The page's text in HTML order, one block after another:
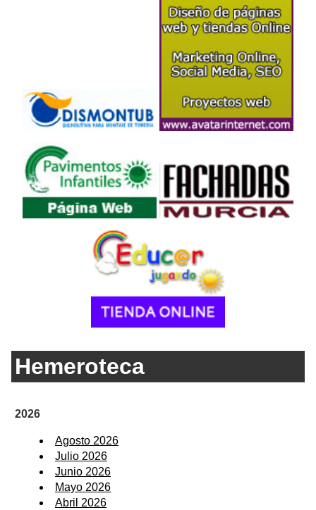
Hemeroteca
2026
Agosto 2026
Julio 2026
Junio 2026
Mayo 2026
Abril 2026